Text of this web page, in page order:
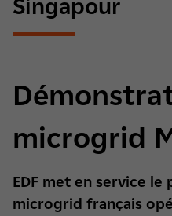
Singapour
microgrid
EDF met en service
microgrid français